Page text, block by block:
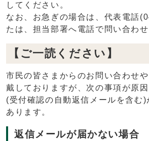
してください。
なお、お急ぎの場合は、代表電話
たは、担当部署へ電話で問い合わせ
【ご一読ください】
市民の皆さまからのお問い合わせ
戴しておりますが、次の事項が原
(受付確認の自動返信メールを含む)
あります。
返信メールが届かない場合